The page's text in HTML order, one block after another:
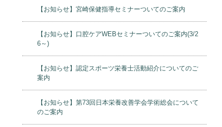
【お知らせ】宮崎保健指導セミナーついてのご案内
【お知らせ】口腔ケアWEBセミナーついてのご案内(3/2
6～)
【お知らせ】認定スポーツ栄養士活動紹介についてのご
案内
【お知らせ】第73回日本栄養改善学会学術総会について
のご案内